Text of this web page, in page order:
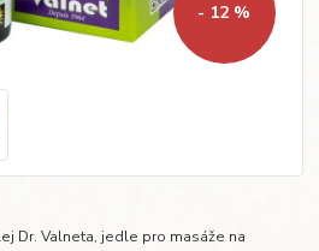
- 12 %
Dr. Valneta, jedle pro masáže na